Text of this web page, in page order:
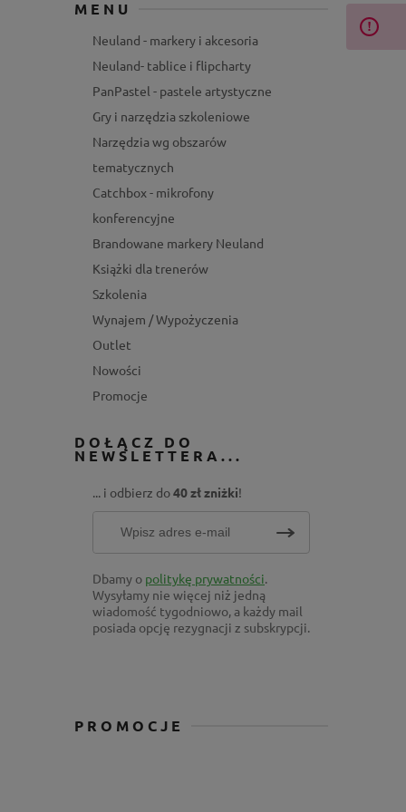
MENU
Neuland - markery i akcesoria
Neuland- tablice i flipcharty
PanPastel - pastele artystyczne
Gry i narzędzia szkoleniowe
Narzędzia wg obszarów
tematycznych
Catchbox - mikrofony
konferencyjne
Brandowane markery Neuland
Książki dla trenerów
Szkolenia
Wynajem / Wypożyczenia
Outlet
Nowości
Promocje
DOŁĄCZ DO
NEWSLETTERA...
... i odbierz do40 zł zniżki!
Dbamy o politykę prywatności.
Wysyłamy nie więcej niż jedną
wiadomość tygodniowo, a każdy mail
posiada opcję rezygnacji z subskrypcji.
PROMOCJE